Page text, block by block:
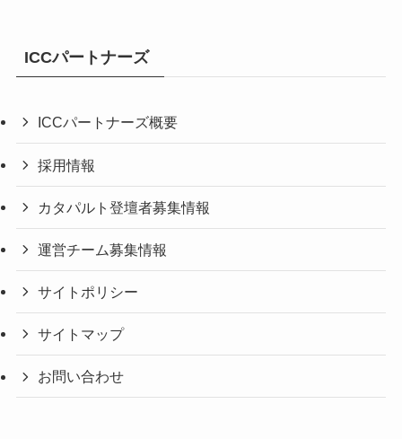
ICCパートナーズ
ICCパートナーズ概要
採用情報
カタパルト登壇者募集情報
運営チーム募集情報
サイトポリシー
サイトマップ
お問い合わせ